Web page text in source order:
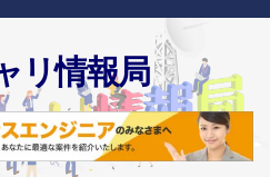
リ情報局